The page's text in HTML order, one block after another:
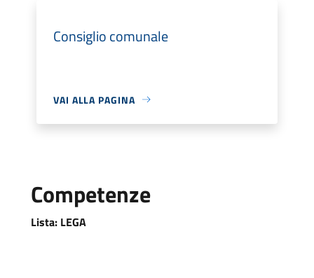
Consiglio comunale
VAI ALLA PAGINA
Competenze
Lista: LEGA